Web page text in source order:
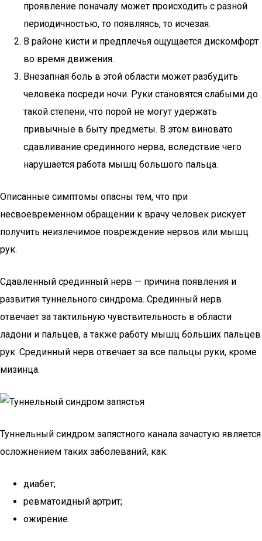
проявление поначалу может происходить с разной
периодичностью, то появляясь, то исчезая.
В районе кисти и предплечья ощущается дискомфорт
во время движения.
Внезапная боль в этой области может разбудить
человека посреди ночи. Руки становятся слабыми до
такой степени, что порой не могут удержать
привычные в быту предметы. В этом виновато
сдавливание срединного нерва, вследствие чего
нарушается работа мышц большого пальца.
Описанные симптомы опасны тем, что при
несвоевременном обращении к врачу человек рискует
получить неизлечимое повреждение нервов или мышц
рук.
Сдавленный срединный нерв — причина появления и
развития туннельного синдрома. Срединный нерв
отвечает за тактильную чувствительность в области
ладони и пальцев, а также работу мышц больших пальцев
рук. Срединный нерв отвечает за все пальцы руки, кроме
мизинца.
Туннельный синдром запястного канала зачастую является
осложнением таких заболеваний, как:
диабет;
ревматоидный артрит;
ожирение.